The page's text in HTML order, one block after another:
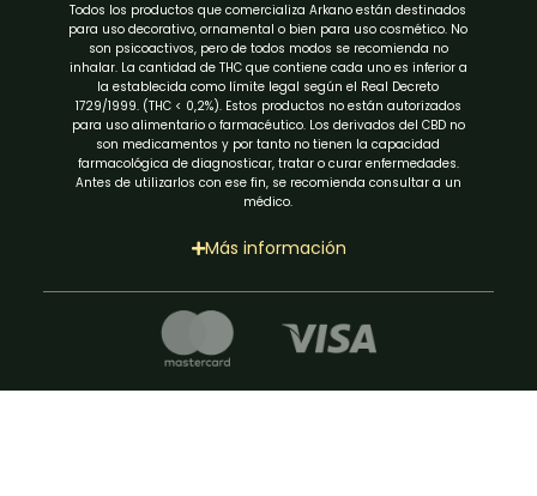
Todos los productos que comercializa Arkano están destinados
para uso decorativo, ornamental o bien para uso cosmético. No
son psicoactivos, pero de todos modos se recomienda no
inhalar. La cantidad de THC que contiene cada uno es inferior a
la establecida como límite legal según el Real Decreto
1729/1999. (THC < 0,2%). Estos productos no están autorizados
para uso alimentario o farmacéutico. Los derivados del CBD no
son medicamentos y por tanto no tienen la capacidad
farmacológica de diagnosticar, tratar o curar enfermedades.
Antes de utilizarlos con ese fin, se recomienda consultar a un
médico.
Más información